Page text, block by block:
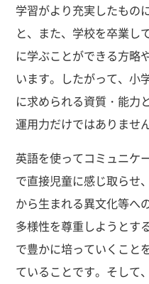
学習がより充実したもの
と、また、学校を卒業し
に学ぶことができる方略
います。したがって、小
に求められる資質・能力
運用力だけではありません
英語を使ってコミュニケ
で直接児童に感じ取らせ
から生まれる異文化等へ
多様性を尊重しようとす
で豊かに培っていくこと
ていることです。そして